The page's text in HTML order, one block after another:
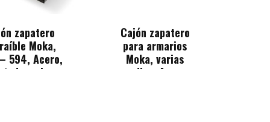
zapatero
Moka,
594, Acero,
moka
Cajón zapatero
para armarios
Moka, varias
medias, Acero,